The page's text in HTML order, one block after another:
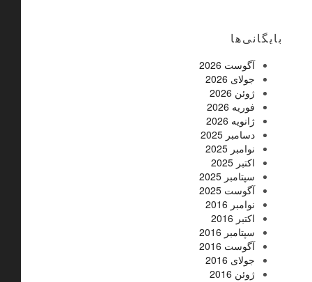
بایگانی‌ها
آگوست 2026
جولای 2026
ژوئن 2026
فوریه 2026
ژانویه 2026
دسامبر 2025
نوامبر 2025
اکتبر 2025
سپتامبر 2025
آگوست 2025
نوامبر 2016
اکتبر 2016
سپتامبر 2016
آگوست 2016
جولای 2016
ژوئن 2016